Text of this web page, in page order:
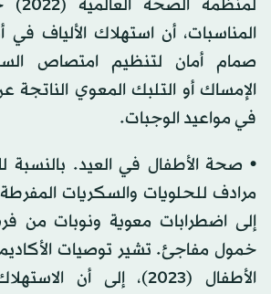
المناسبات، أن استهلاك الألياف في
صمام أمان لتنظيم امتصاص
الإمساك أو التلبك المعوي الناتجة
في مواعيد الوجبات.
• صحة الأطفال في العيد. بالنسبة
مرادف للحلويات والسكريات
إلى اضطرابات معوية ونوبات من
خمول مفاجئ. تشير توصيات
الأطفال (2023)، إلى أن